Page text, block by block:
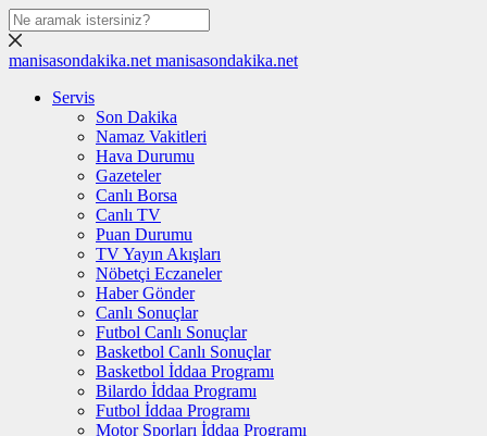
manisasondakika.net manisasondakika.net
Servis
Son Dakika
Namaz Vakitleri
Hava Durumu
Gazeteler
Canlı Borsa
Canlı TV
Puan Durumu
TV Yayın Akışları
Nöbetçi Eczaneler
Haber Gönder
Canlı Sonuçlar
Futbol Canlı Sonuçlar
Basketbol Canlı Sonuçlar
Basketbol İddaa Programı
Bilardo İddaa Programı
Futbol İddaa Programı
Motor Sporları İddaa Programı